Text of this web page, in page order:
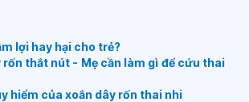
lợi hay hại cho trẻ?
rốn thắt nút - Mẹ cần làm gì để cứu thai
hiểm của xoắn dây rốn thai nhi